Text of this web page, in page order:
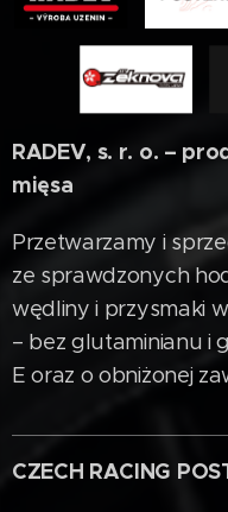
RADEV, s. r. o. –
mięsa
Przetwarzamy i
ze sprawdzonych
wędliny i przysmaki
– bez glutaminianu i
E oraz o obniżonej
CZECH RACING